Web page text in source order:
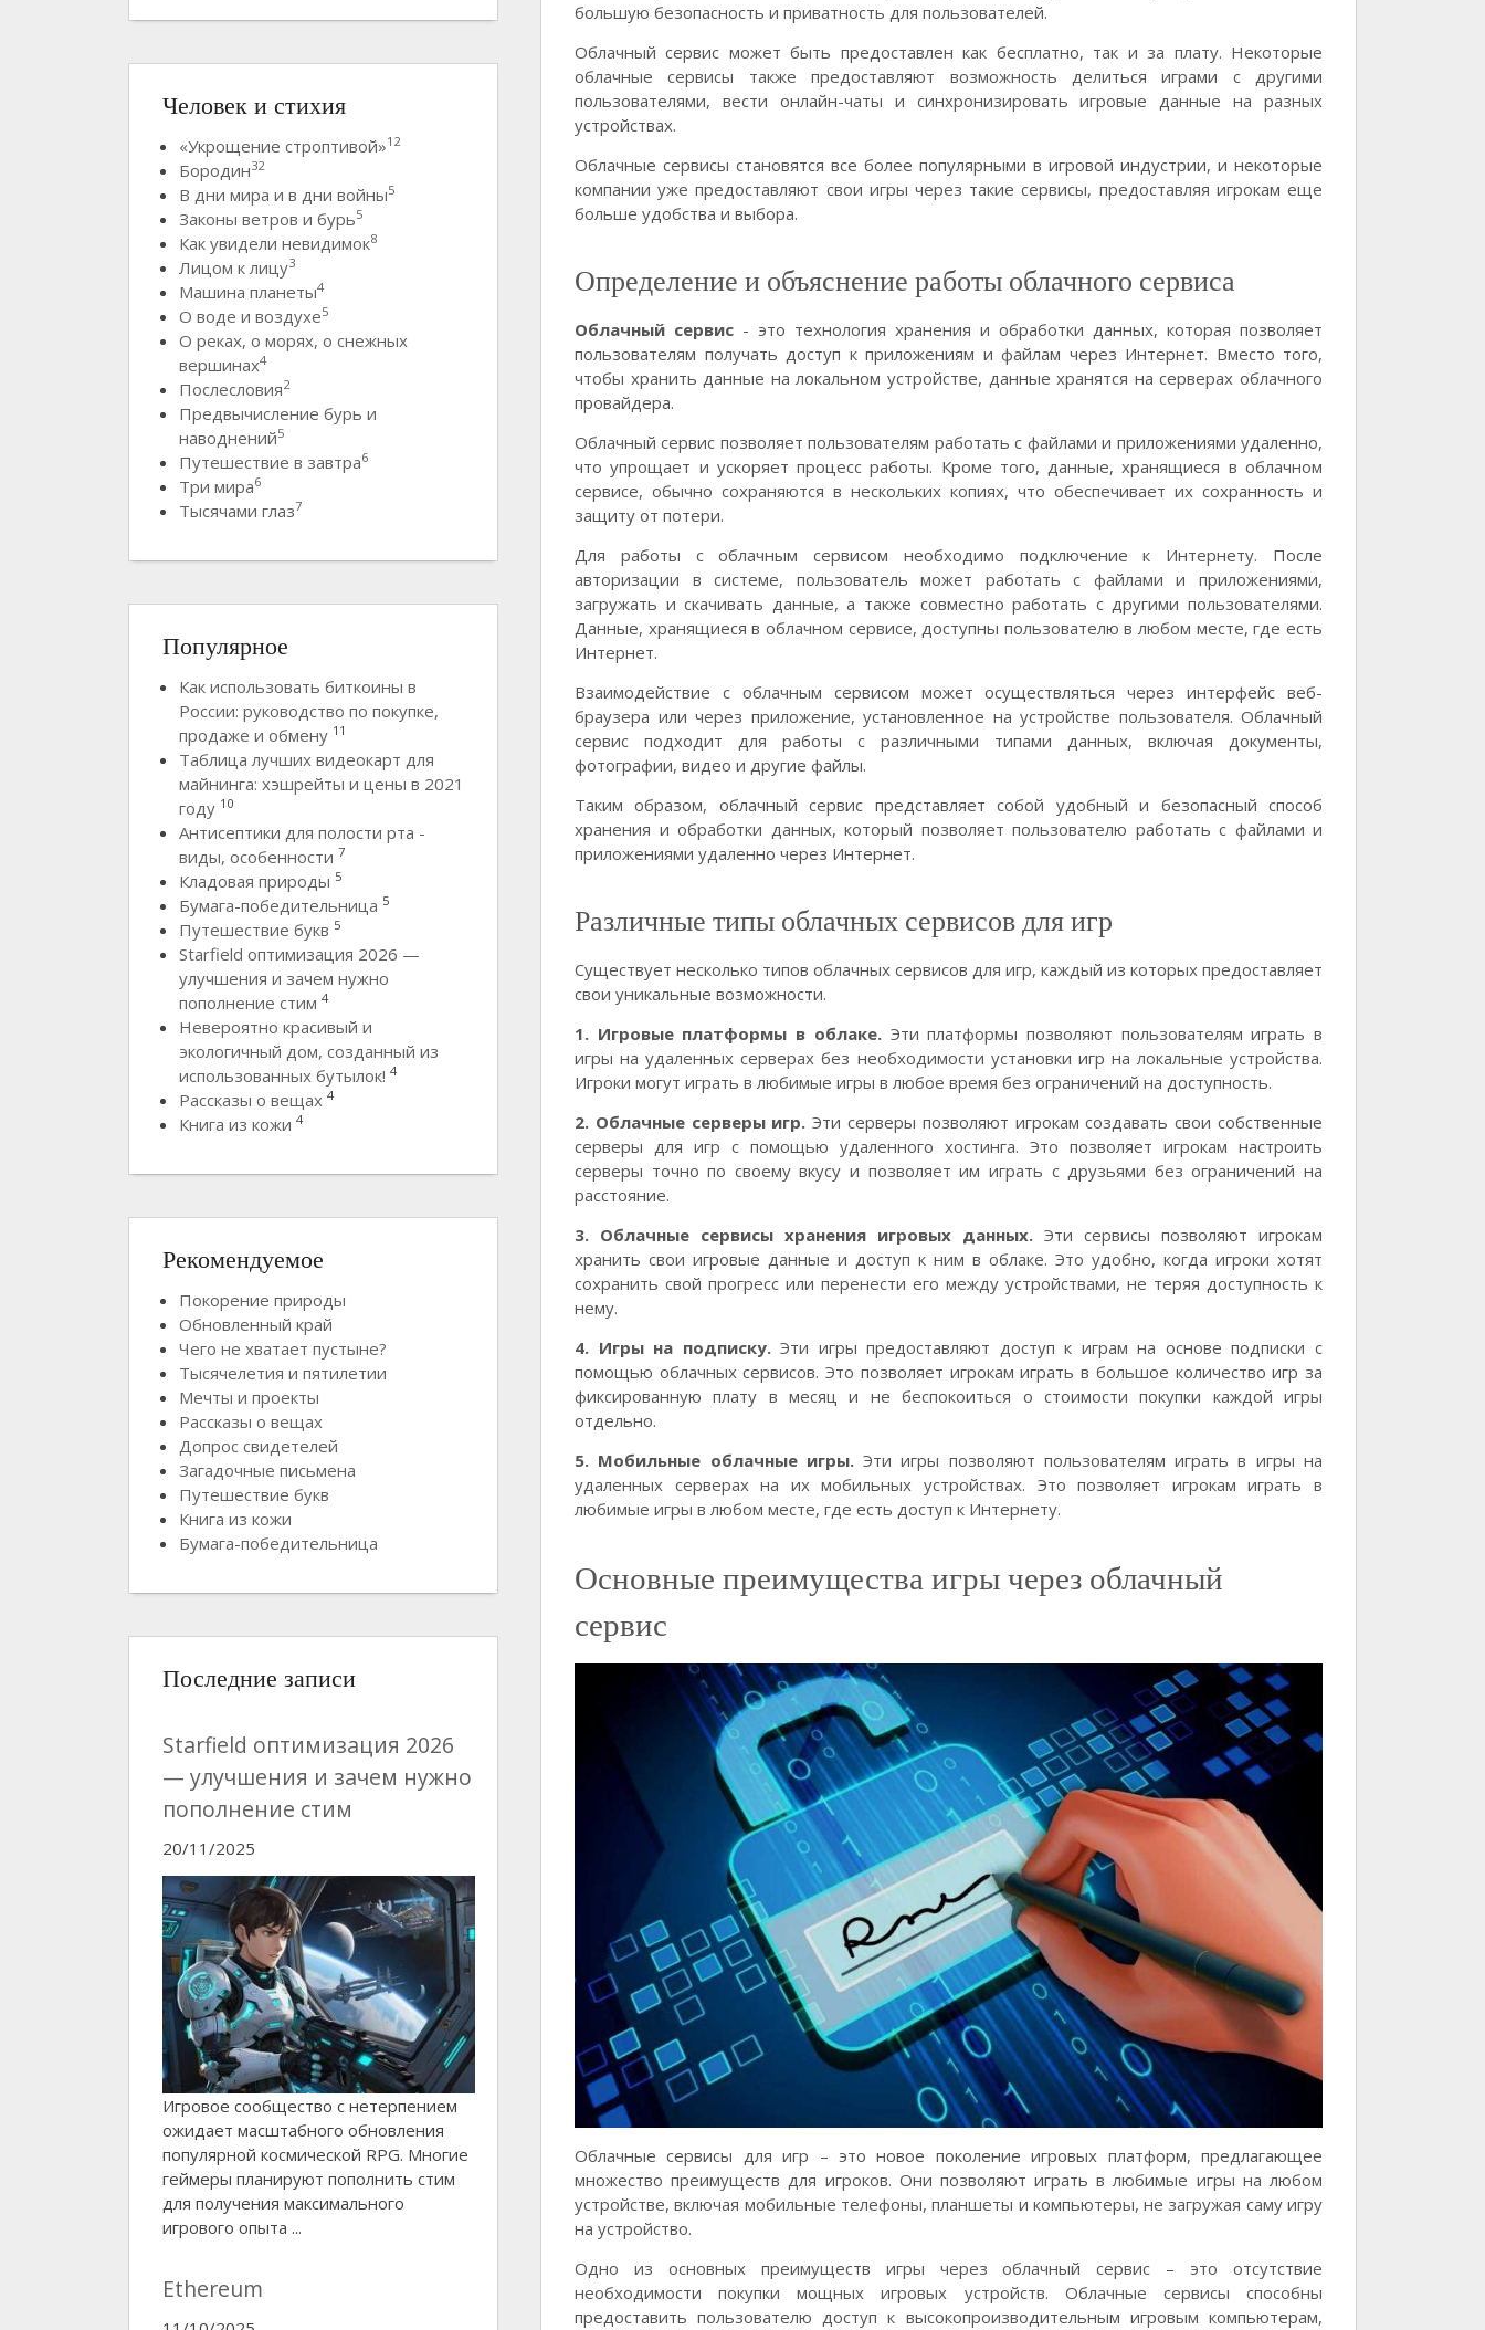
большую безопасность и приватность для пользователей.
Облачный сервис может быть предоставлен как бесплатно, так и за плату. Некоторые
облачные сервисы также предоставляют возможность делиться играми с другими
пользователями, вести онлайн-чаты и синхронизировать игровые данные на разных
устройствах.
Облачные сервисы становятся все более популярными в игровой индустрии, и некоторые
компании уже предоставляют свои игры через такие сервисы, предоставляя игрокам еще
больше удобства и выбора.
Определение и объяснение работы облачного сервиса
Облачный сервис - это технология хранения и обработки данных, которая позволяет
пользователям получать доступ к приложениям и файлам через Интернет. Вместо того,
чтобы хранить данные на локальном устройстве, данные хранятся на серверах облачного
провайдера.
Облачный сервис позволяет пользователям работать с файлами и приложениями удаленно,
что упрощает и ускоряет процесс работы. Кроме того, данные, хранящиеся в облачном
сервисе, обычно сохраняются в нескольких копиях, что обеспечивает их сохранность и
защиту от потери.
Для работы с облачным сервисом необходимо подключение к Интернету. После
авторизации в системе, пользователь может работать с файлами и приложениями,
загружать и скачивать данные, а также совместно работать с другими пользователями.
Данные, хранящиеся в облачном сервисе, доступны пользователю в любом месте, где есть
Интернет.
Взаимодействие с облачным сервисом может осуществляться через интерфейс веб-
браузера или через приложение, установленное на устройстве пользователя. Облачный
сервис подходит для работы с различными типами данных, включая документы,
фотографии, видео и другие файлы.
Таким образом, облачный сервис представляет собой удобный и безопасный способ
хранения и обработки данных, который позволяет пользователю работать с файлами и
приложениями удаленно через Интернет.
Различные типы облачных сервисов для игр
Существует несколько типов облачных сервисов для игр, каждый из которых предоставляет
свои уникальные возможности.
1. Игровые платформы в облаке.Эти платформы позволяют пользователям играть в
игры на удаленных серверах без необходимости установки игр на локальные устройства.
Игроки могут играть в любимые игры в любое время без ограничений на доступность.
2. Облачные серверы игр. Эти серверы позволяют игрокам создавать свои собственные
серверы для игр с помощью удаленного хостинга. Это позволяет игрокам настроить
серверы точно по своему вкусу и позволяет им играть с друзьями без ограничений на
расстояние.
3. Облачные сервисы хранения игровых данных. Эти сервисы позволяют игрокам
хранить свои игровые данные и доступ к ним в облаке. Это удобно, когда игроки хотят
сохранить свой прогресс или перенести его между устройствами, не теряя доступность к
нему.
4. Игры на подписку.Эти игры предоставляют доступ к играм на основе подписки с
помощью облачных сервисов. Это позволяет игрокам играть в большое количество игр за
фиксированную плату в месяц и не беспокоиться о стоимости покупки каждой игры
отдельно.
5. Мобильные облачные игры.Эти игры позволяют пользователям играть в игры на
удаленных серверах на их мобильных устройствах. Это позволяет игрокам играть в
любимые игры в любом месте, где есть доступ к Интернету.
Основные преимущества игры через облачный
сервис
Облачные сервисы для игр – это новое поколение игровых платформ, предлагающее
множество преимуществ для игроков. Они позволяют играть в любимые игры на любом
устройстве, включая мобильные телефоны, планшеты и компьютеры, не загружая саму игру
на устройство.
Одно из основных преимуществ игры через облачный сервис – это отсутствие
необходимости покупки мощных игровых устройств. Облачные сервисы способны
предоставить пользователю доступ к высокопроизводительным игровым компьютерам,
Человек и стихия
«Укрощение строптивой»12
Бородин32
В дни мира и в дни войны5
Законы ветров и бурь5
Как увидели невидимок8
Лицом к лицу3
Машина планеты4
О воде и воздухе5
О реках, о морях, о снежных
вершинах4
Послесловия2
Предвычисление бурь и
наводнений5
Путешествие в завтра6
Три мира6
Тысячами глаз7
Популярное
Как использовать биткоины в
России: руководство по покупке,
продаже и обмену 11
Таблица лучших видеокарт для
майнинга: хэшрейты и цены в 2021
году 10
Антисептики для полости рта -
виды, особенности 7
Кладовая природы 5
Бумага-победительница 5
Путешествие букв 5
Starfield оптимизация 2026 —
улучшения и зачем нужно
пополнение стим 4
Невероятно красивый и
экологичный дом, созданный из
использованных бутылок! 4
Рассказы о вещах 4
Книга из кожи 4
Рекомендуемое
Покорение природы
Обновленный край
Чего не хватает пустыне?
Тысячелетия и пятилетии
Мечты и проекты
Рассказы о вещах
Допрос свидетелей
Загадочные письмена
Путешествие букв
Книга из кожи
Бумага-победительница
Последние записи
Starfield оптимизация 2026
— улучшения и зачем нужно
пополнение стим
20/11/2025
Игровое сообщество с нетерпением
ожидает масштабного обновления
популярной космической RPG. Многие
геймеры планируют пополнить стим
для получения максимального
игрового опыта ...
Ethereum